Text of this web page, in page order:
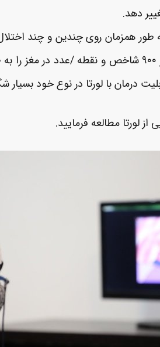
دهد.
طور همزمان روی چندین و چند
ملاحظه‌ای کاهش داد. با روش درمان لورتا می‌توان کار
درمان با لورتا در نوع خود بسیار
از لورتا مطالعه فرمایید.